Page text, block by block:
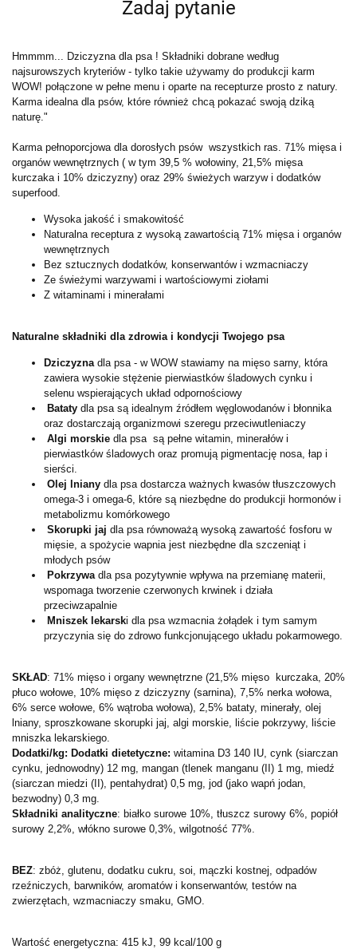
Zadaj pytanie
Hmmmm... Dziczyzna dla psa ! Składniki dobrane według
najsurowszych kryteriów - tylko takie używamy do produkcji karm
WOW! połączone w pełne menu i oparte na recepturze prosto z natury.
Karma idealna dla psów, które również chcą pokazać swoją dziką
naturę."
Karma pełnoporcjowa dla dorosłych psów wszystkich ras. 71% mięsa i
organów wewnętrznych ( w tym 39,5 % wołowiny, 21,5% mięsa
kurczaka i 10% dziczyzny) oraz 29% świeżych warzyw i dodatków
superfood.
Wysoka jakość i smakowitość
Naturalna receptura z wysoką zawartością 71% mięsa i organów
wewnętrznych
Bez sztucznych dodatków, konserwantów i wzmacniaczy
Ze świeżymi warzywami i wartościowymi ziołami
Z witaminami i minerałami
Naturalne składniki dla zdrowia i kondycji Twojego psa
Dziczyzna dla psa - w WOW stawiamy na mięso sarny, która
zawiera wysokie stężenie pierwiastków śladowych cynku i
selenu wspierających układ odpornościowy
Bataty dla psa są idealnym źródłem węglowodanów i błonnika
oraz dostarczają organizmowi szeregu przeciwutleniaczy
Algi morskie dla psa są pełne witamin, minerałów i
pierwiastków śladowych oraz promują pigmentację nosa, łap i
sierści.
Olej lniany dla psa dostarcza ważnych kwasów tłuszczowych
omega-3 i omega-6, które są niezbędne do produkcji hormonów i
metabolizmu komórkowego
Skorupki jaj dla psa równoważą wysoką zawartość fosforu w
mięsie, a spożycie wapnia jest niezbędne dla szczeniąt i
młodych psów
Pokrzywadla psa pozytywnie wpływa na przemianę materii,
wspomaga tworzenie czerwonych krwinek i działa
przeciwzapalnie
Mniszek lekarski dla psa wzmacnia żołądek i tym samym
przyczynia się do zdrowo funkcjonującego układu pokarmowego.
SKŁAD: 71% mięso i organy wewnętrzne (21,5% mięso kurczaka, 20%
płuco wołowe, 10% mięso z dziczyzny (sarnina), 7,5% nerka wołowa,
6% serce wołowe, 6% wątroba wołowa), 2,5% bataty, minerały, olej
lniany, sproszkowane skorupki jaj, algi morskie, liście pokrzywy, liście
mniszka lekarskiego.
Dodatki/kg: Dodatki dietetyczne: witamina D3 140 IU, cynk (siarczan
cynku, jednowodny) 12 mg, mangan (tlenek manganu (II) 1 mg, miedź
(siarczan miedzi (II), pentahydrat) 0,5 mg, jod (jako wapń jodan,
bezwodny) 0,3 mg.
Składniki analityczne: białko surowe 10%, tłuszcz surowy 6%, popiół
surowy 2,2%, włókno surowe 0,3%, wilgotność 77%.
BEZ: zbóż, glutenu, dodatku cukru, soi, mączki kostnej, odpadów
rzeźniczych, barwników, aromatów i konserwantów, testów na
zwierzętach, wzmacniaczy smaku, GMO.
Wartość energetyczna: 415 kJ, 99 kcal/100 g